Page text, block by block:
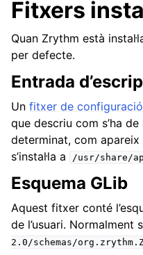
navigation of Primers
navigation of Interfície
navigation of Configuració
navigation of Projectes
navigation of
navigation of Pistes
navigation of Edició
navigation of Reproducció
navigation of
navigation of Acords i
Fitxers
Quan Zrythm està
per defecte.
Entrada
Un fitxer de
que descriu com s’ha
determinat, com
s’instal·la a
/usr/share/
Esquema GLib
Aquest fitxer conté
de l’usuari. Normalment
2.0/schemas/